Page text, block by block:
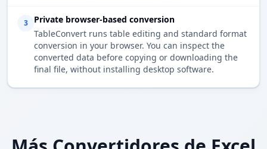
3
Private browser-based conversion
TableConvert runs table editing and standard format
conversion in your browser. You can inspect the
converted data before copying or downloading the
final file, without installing desktop software.